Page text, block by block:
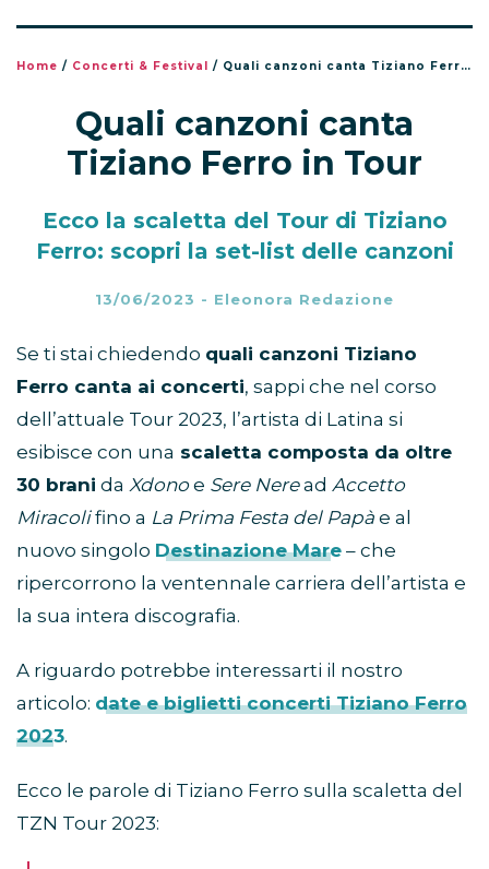
Home / Concerti & Festival / Quali canzoni canta Tiziano Ferro in Tour
Quali canzoni canta
Tiziano Ferro in Tour
Ecco la scaletta del Tour di Tiziano
Ferro: scopri la set-list delle canzoni
13/06/2023 - Eleonora Redazione
Se ti stai chiedendo quali canzoni Tiziano
Ferro canta ai concerti, sappi che nel corso
dell’attuale Tour 2023, l’artista di Latina si
esibisce con una scaletta composta da oltre
30 brani da Xdonoe Sere Neread Accetto
Miracolifino a La Prima Festa del Papà e al
nuovo singolo Destinazione Mare – che
ripercorrono la ventennale carriera dell’artista e
la sua intera discografia.
A riguardo potrebbe interessarti il nostro
articolo: date e biglietti concerti Tiziano Ferro
2023.
Ecco le parole di Tiziano Ferro sulla scaletta del
TZN Tour 2023: